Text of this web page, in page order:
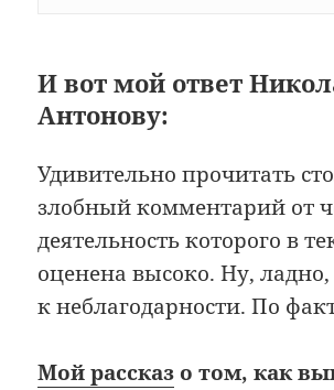
И вот мой ответ
Антонову:
Удивительно прочитать
злобный комментарий от
деятельность которого в
оценена высоко. Ну,
к неблагодарности. По
Мой рассказ о том, как